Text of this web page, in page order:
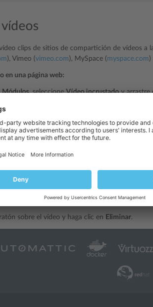
clips de sitios de compartición de vídeos a
), Vimeo (vimeo.com), MySpace (myspace.com)
en una página web:
Módulos, seleccioneVídeo incrustadoy arrastre
al vídeo o seleccione la opción
pegue el código.
un vídeo de YouTube a la página web, le
por «<object…». De hacerlo, el diseño de
sobre el vídeo y haga clic en Eliminar.